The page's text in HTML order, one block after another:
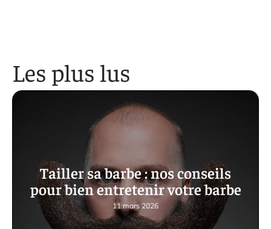
Les plus lus
Tailler sa barbe : nos conseils
pour bien entretenir votre barbe
11 mars 2026